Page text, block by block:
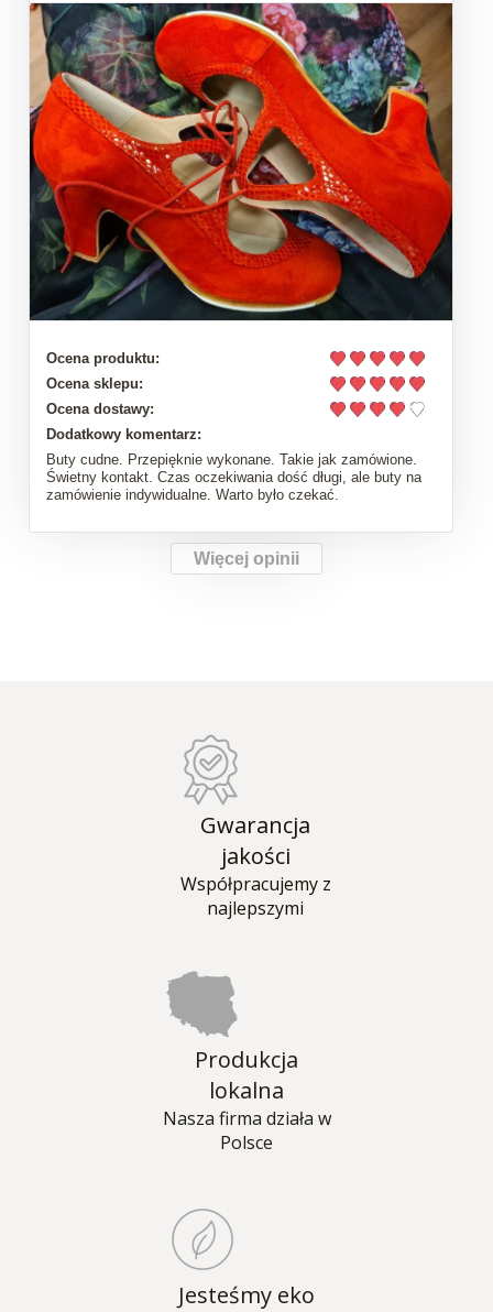
Ocena produktu:
Ocena sklepu:
Ocena dostawy:
Dodatkowy komentarz:
Buty cudne. Przepięknie wykonane. Takie jak zamówione.
Świetny kontakt. Czas oczekiwania dość długi, ale buty na
zamówienie indywidualne. Warto było czekać.
Więcej opinii
Gwarancja
jakości
Współpracujemy z
najlepszymi
Produkcja
lokalna
Nasza firma działa w
Polsce
Jesteśmy eko